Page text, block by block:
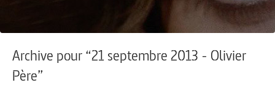
Archive pour “21 septembre 2013 - Olivier
Père”